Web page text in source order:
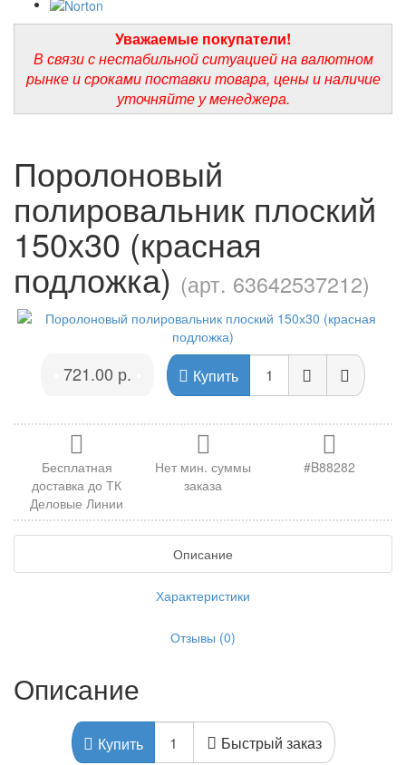
Уважаемые покупатели!
В связи с нестабильной ситуацией на валютном
рынке и сроками поставки товара, цены и наличие
уточняйте у менеджера.
Поролоновый
полировальник плоский
150х30 (красная
подложка) (арт. 63642537212)
721.00 р. Купить
Бесплатная
доставка до ТК
Деловые Линии
Нет мин. суммы
заказа
#B88282
Описание
Характеристики
Отзывы (0)
Описание
Купить Быстрый заказ